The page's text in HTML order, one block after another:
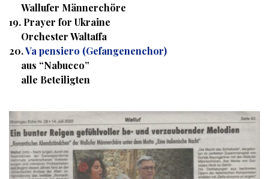
Wallufer Männerchöre
19. Prayer for Ukraine
Orchester Waltaffa
20.Va pensiero (Gefangenenchor)
aus “Nabucco”
alle Beteiligten